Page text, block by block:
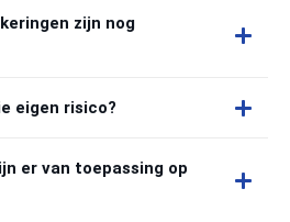
zijn nog
eigen risico?
er van toepassing op